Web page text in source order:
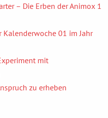
– Die Erben der Animox 1
Kalenderwoche 01 im Jahr
mit
zu erheben